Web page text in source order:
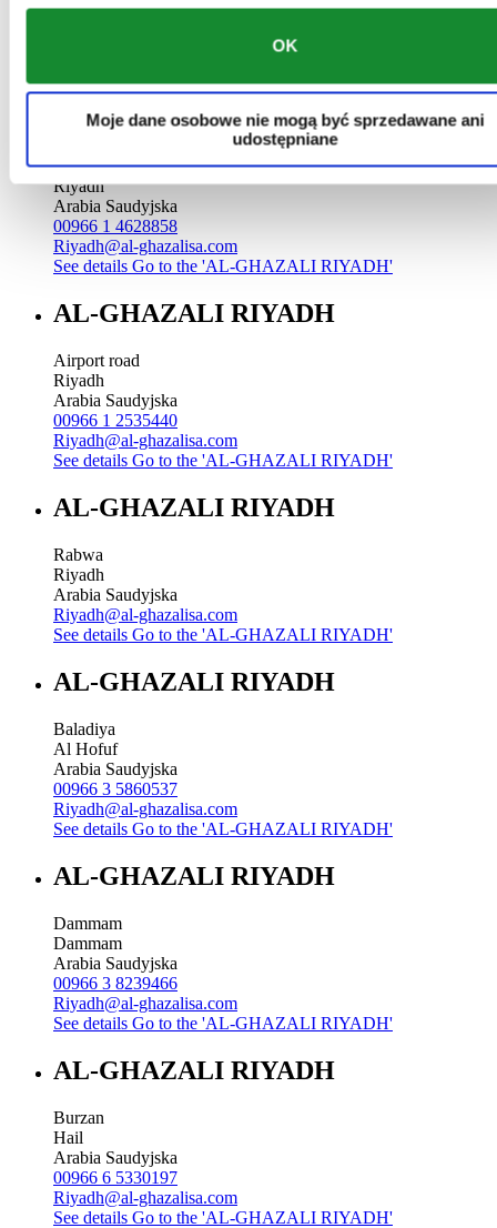
OK
Moje dane osobowe nie mogą być sprzedawane ani
udostępniane
Arabia Saudyjska
AL-GHAZALI RIYADH
Olaya
Riyadh
Arabia Saudyjska
00966 1 4628858
Riyadh@al-ghazalisa.com
See details Go to the 'AL-GHAZALI RIYADH'
AL-GHAZALI RIYADH
Airport road
Riyadh
Arabia Saudyjska
00966 1 2535440
Riyadh@al-ghazalisa.com
See details Go to the 'AL-GHAZALI RIYADH'
AL-GHAZALI RIYADH
Rabwa
Riyadh
Arabia Saudyjska
Riyadh@al-ghazalisa.com
See details Go to the 'AL-GHAZALI RIYADH'
AL-GHAZALI RIYADH
Baladiya
Al Hofuf
Arabia Saudyjska
00966 3 5860537
Riyadh@al-ghazalisa.com
See details Go to the 'AL-GHAZALI RIYADH'
AL-GHAZALI RIYADH
Dammam
Dammam
Arabia Saudyjska
00966 3 8239466
Riyadh@al-ghazalisa.com
See details Go to the 'AL-GHAZALI RIYADH'
AL-GHAZALI RIYADH
Burzan
Hail
Arabia Saudyjska
00966 6 5330197
Riyadh@al-ghazalisa.com
See details Go to the 'AL-GHAZALI RIYADH'